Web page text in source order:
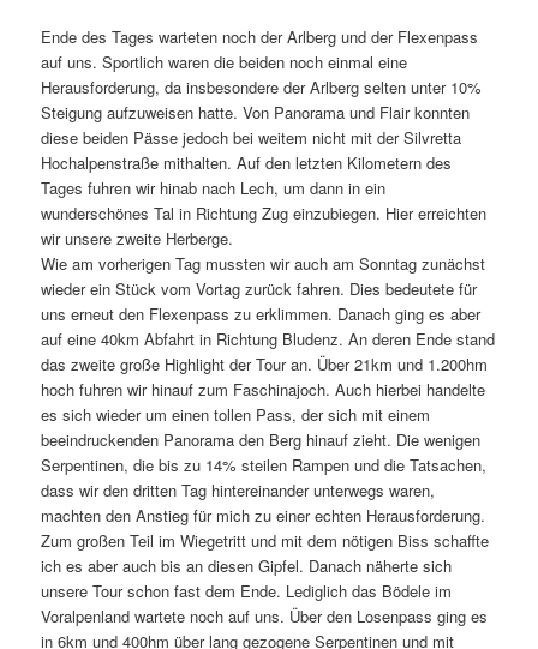
Ende des Tages warteten noch der Arlberg und der Flexenpass
auf uns. Sportlich waren die beiden noch einmal eine
Herausforderung, da insbesondere der Arlberg selten unter 10%
Steigung aufzuweisen hatte. Von Panorama und Flair konnten
diese beiden Pässe jedoch bei weitem nicht mit der Silvretta
Hochalpenstraße mithalten. Auf den letzten Kilometern des
Tages fuhren wir hinab nach Lech, um dann in ein
wunderschönes Tal in Richtung Zug einzubiegen. Hier erreichten
wir unsere zweite Herberge.
Wie am vorherigen Tag mussten wir auch am Sonntag zunächst
wieder ein Stück vom Vortag zurück fahren. Dies bedeutete für
uns erneut den Flexenpass zu erklimmen. Danach ging es aber
auf eine 40km Abfahrt in Richtung Bludenz. An deren Ende stand
das zweite große Highlight der Tour an. Über 21km und 1.200hm
hoch fuhren wir hinauf zum Faschinajoch. Auch hierbei handelte
es sich wieder um einen tollen Pass, der sich mit einem
beeindruckenden Panorama den Berg hinauf zieht. Die wenigen
Serpentinen, die bis zu 14% steilen Rampen und die Tatsachen,
dass wir den dritten Tag hintereinander unterwegs waren,
machten den Anstieg für mich zu einer echten Herausforderung.
Zum großen Teil im Wiegetritt und mit dem nötigen Biss schaffte
ich es aber auch bis an diesen Gipfel. Danach näherte sich
unsere Tour schon fast dem Ende. Lediglich das Bödele im
Voralpenland wartete noch auf uns. Über den Losenpass ging es
in 6km und 400hm über lang gezogene Serpentinen und mit